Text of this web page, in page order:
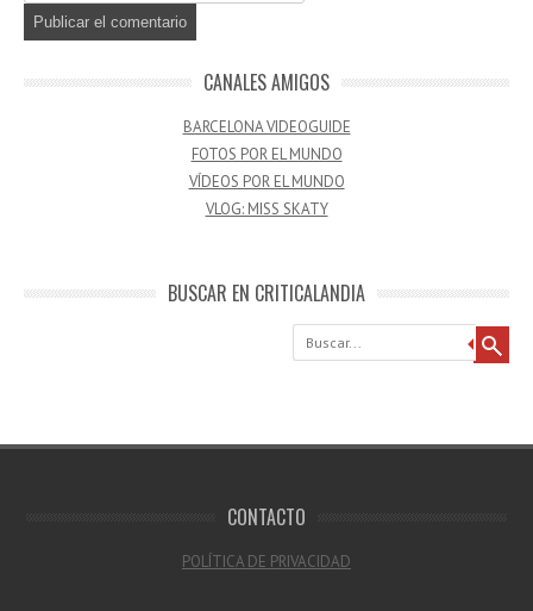
CANALES AMIGOS
BARCELONA VIDEOGUIDE
FOTOS POR EL MUNDO
VÍDEOS POR EL MUNDO
VLOG: MISS SKATY
BUSCAR EN CRITICALANDIA
Buscar
CONTACTO
POLÍTICA DE PRIVACIDAD